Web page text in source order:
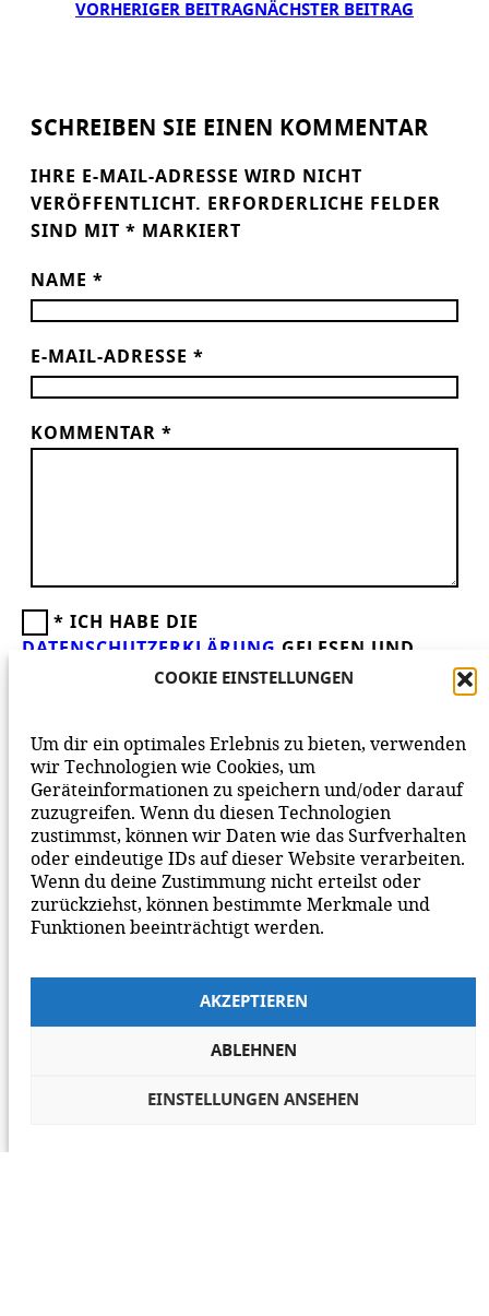
COOKIE EINSTELLUNGEN
Um dir ein optimales Erlebnis zu bieten, verwenden
wir Technologien wie Cookies, um
Geräteinformationen zu speichern und/oder darauf
zuzugreifen. Wenn du diesen Technologien
zustimmst, können wir Daten wie das Surfverhalten
oder eindeutige IDs auf dieser Website verarbeiten.
Wenn du deine Zustimmung nicht erteilst oder
zurückziehst, können bestimmte Merkmale und
Funktionen beeinträchtigt werden.
AKZEPTIEREN
ABLEHNEN
EINSTELLUNGEN ANSEHEN
VORHERIGER BEITRAG NÄCHSTER BEITRAG
SCHREIBEN SIE EINEN KOMMENTAR
IHRE E-MAIL-ADRESSE WIRD NICHT
VERÖFFENTLICHT.
ERFORDERLICHE FELDER
SIND MIT * MARKIERT
NAME *
E-MAIL-ADRESSE *
KOMMENTAR *
* ICH HABE DIE
DATENSCHUTZERKLÄRUNG GELESEN UND
AKZEPTIERE DIESE.WIR FREUEN UNS ÜBER
MITEINANDER AUF UNSERER SEITE.